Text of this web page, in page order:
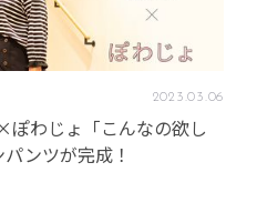
2023 .03 .06
ぽわじょ「こんなの欲し
ンツが完成！